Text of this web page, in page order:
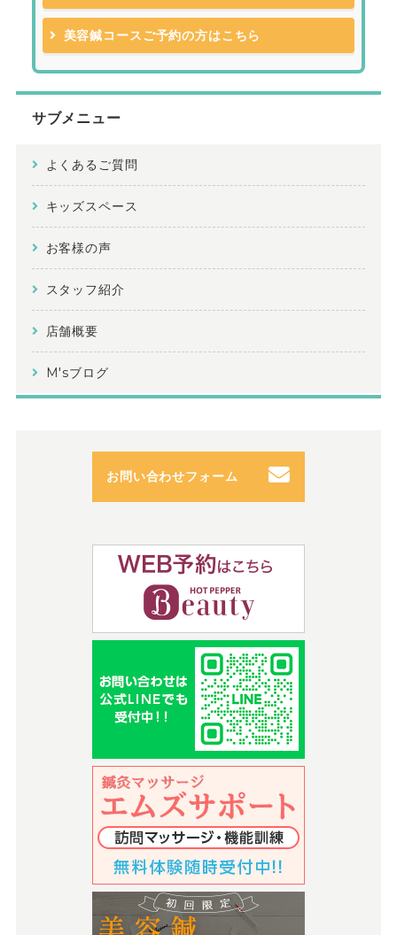
美容鍼コースご予約の方はこちら
サブメニュー
よくあるご質問
キッズスペース
お客様の声
スタッフ紹介
店舗概要
M'sブログ
お問い合わせフォーム